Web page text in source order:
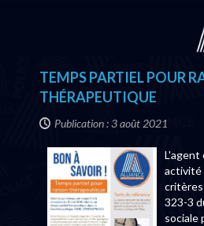
TEMPS PARTIEL POUR
THÉRAPEUTIQUE
Publication : 3 août 2021
L'agent
activité
critères
323-3
sociale